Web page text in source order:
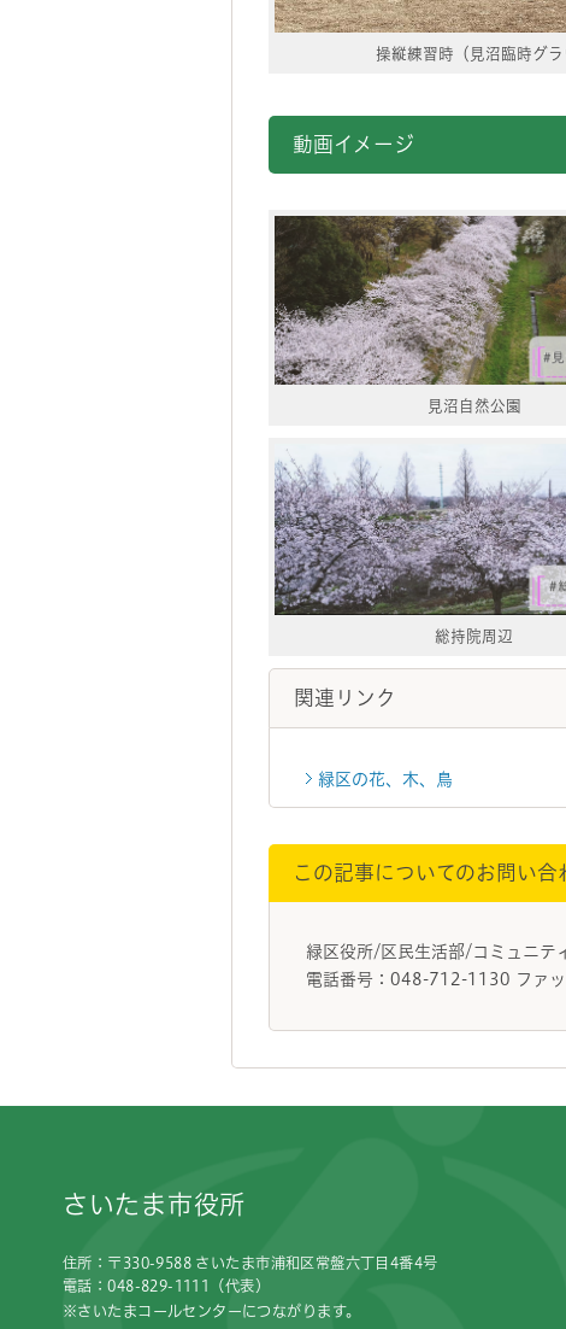
操縦練習時（見沼臨時グラ
動画イメージ
見沼自然公園
総持院周辺
関連リンク
緑区の花、木、鳥
この記事についてのお問い合
緑区役所/区民生活部/コミュニ
電話番号：048-712-1130 ファ
さいたま市役所
住所：〒330-9588 さいたま市浦和区常盤六丁目4番4号
電話：048-829-1111（代表）
※さいたまコールセンターにつながります。